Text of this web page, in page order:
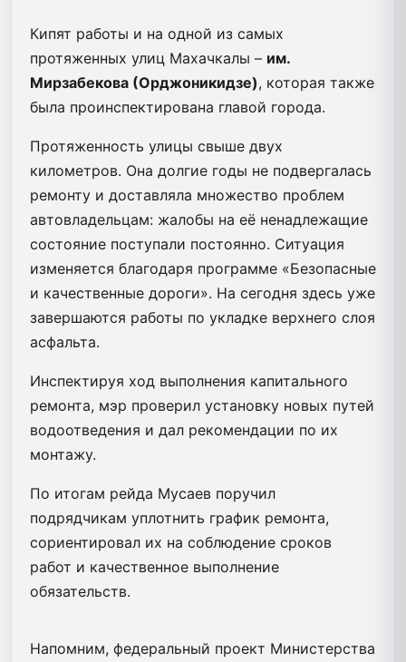
Кипят работы и на одной из самых
протяженных улиц Махачкалы – им.
Мирзабекова (Орджоникидзе), которая также
была проинспектирована главой города.
Протяженность улицы свыше двух
километров. Она долгие годы не подвергалась
ремонту и доставляла множество проблем
автовладельцам: жалобы на её ненадлежащие
состояние поступали постоянно. Ситуация
изменяется благодаря программе «Безопасные
и качественные дороги». На сегодня здесь уже
завершаются работы по укладке верхнего слоя
асфальта.
Инспектируя ход выполнения капитального
ремонта, мэр проверил установку новых путей
водоотведения и дал рекомендации по их
монтажу.
По итогам рейда Мусаев поручил
подрядчикам уплотнить график ремонта,
сориентировал их на соблюдение сроков
работ и качественное выполнение
обязательств.
Напомним, федеральный проект Министерства